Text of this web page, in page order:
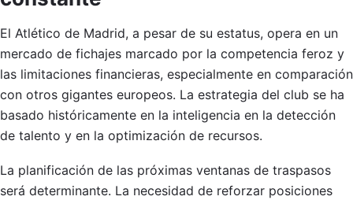
El Atlético de Madrid, a pesar de su estatus, opera en un
mercado de fichajes marcado por la competencia feroz y
las limitaciones financieras, especialmente en comparación
con otros gigantes europeos. La estrategia del club se ha
basado históricamente en la inteligencia en la detección
de talento y en la optimización de recursos.
La planificación de las próximas ventanas de traspasos
será determinante. La necesidad de reforzar posiciones